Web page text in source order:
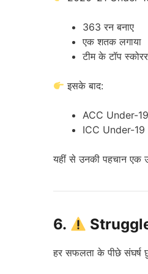
363 रन बनाए
एक शतक लगाया
टीम के टॉप
इसके बाद:
ACC Under-
ICC Under-19
यहीं से उनकी पहचान एक
6.
हर सफलता के पीछे संघर्ष